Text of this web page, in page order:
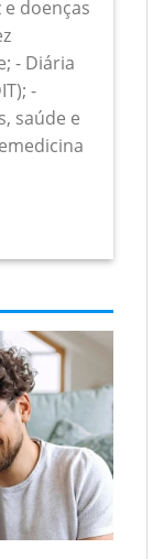
doenças
- Diária
-
saúde e